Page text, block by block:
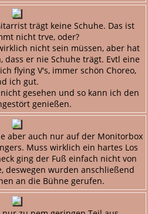
trägt keine Schuhe. Das ist
nicht trve, oder?
nicht sein müssen, aber hat
dass er nie Schuhe trägt. Evtl eine
flying V's, immer schön Choreo,
ich gut.
gesehen und so kann ich den
genießen.
aber auch nur auf der Monitorbox
Muss wirklich ein hartes Los
ging der Fuß einfach nicht von
deswegen wurden anschließend
an die Bühne gerufen.